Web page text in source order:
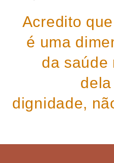
Acredito
é uma
da saúde
dignidade,